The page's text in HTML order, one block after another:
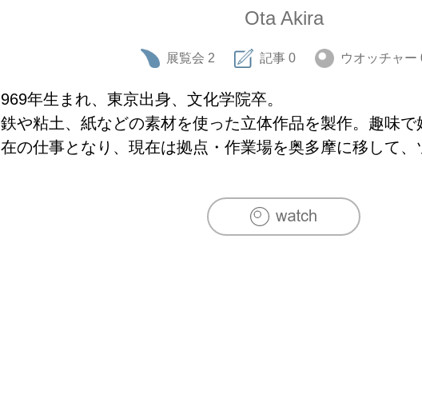
Ota Akira
展覧会 2 記事 0 ウオッチャー
969年生まれ、東京出身、文化学院卒。
鉄や粘土、紙などの素材を使った立体作品を製作。趣味
在の仕事となり、現在は拠点・作業場を奥多摩に移して、